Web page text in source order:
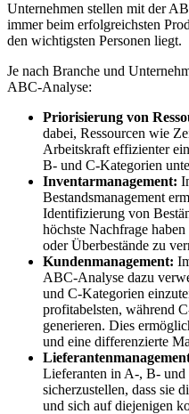
Unternehmen stellen mit der
immer beim erfolgreichsten
den wichtigsten Personen liegt.
Je nach Branche und
ABC-Analyse:
Priorisierung von
dabei, Ressourcen wie
Arbeitskraft effizienter
B- und C-Kategorien
Inventarmanagement:
Bestandsmanagement
Identifizierung von
höchste Nachfrage
oder Überbestände zu
Kundenmanagement:
ABC-Analyse dazu
und C-Kategorien
profitabelsten, während
generieren. Dies
und eine differenzierte
Lieferanten in A-, B-
sicherzustellen, dass sie
und sich auf diejenigen